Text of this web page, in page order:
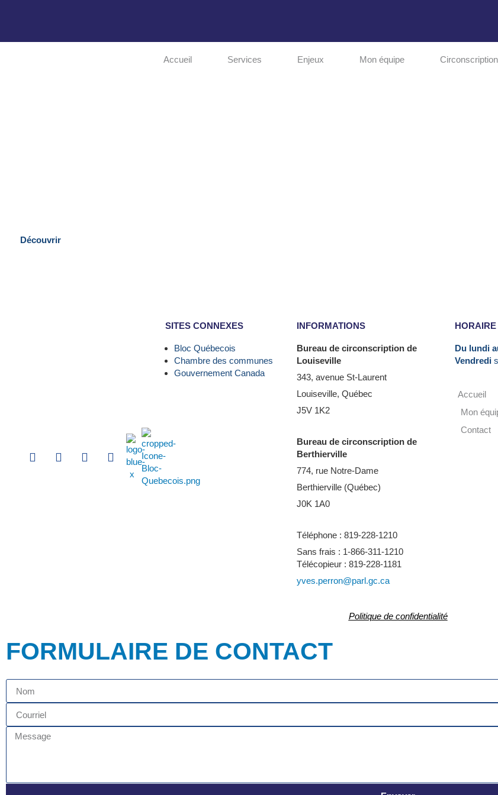
Accueil Services Enjeux Mon équipe Circonscription
Découvrir
SITES CONNEXES
Bloc Québecois
Chambre des communes
Gouvernement Canada
INFORMATIONS
Bureau de circonscription de
Louiseville
343, avenue St-Laurent
Louiseville, Québec
J5V 1K2
Bureau de circonscription de
Berthierville
774, rue Notre-Dame
Berthierville (Québec)
J0K 1A0
Téléphone : 819-228-1210
Sans frais : 1-866-311-1210
Télécopieur : 819-228-1181
yves.perron@parl.gc.ca
HORAIRE
Du lundi
Vendredi
Accueil
Mon
Contact
Politique de confidentialité
FORMULAIRE DE CONTACT